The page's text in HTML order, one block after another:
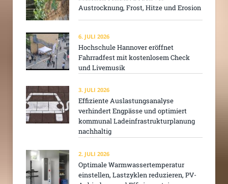
Austrocknung, Frost, Hitze und Erosion
6. JULI 2026
Hochschule Hannover eröffnet
Fahrradfest mit kostenlosem Check
und Livemusik
3. JULI 2026
Effiziente Auslastungsanalyse
verhindert Engpässe und optimiert
kommunal Ladeinfrastrukturplanung
nachhaltig
2. JULI 2026
Optimale Warmwassertemperatur
einstellen, Lastzyklen reduzieren, PV-